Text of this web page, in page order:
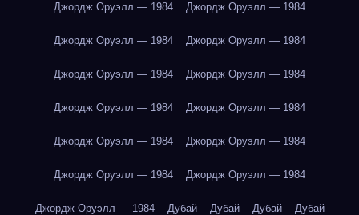
Джордж Оруэлл — 1984 Джордж Оруэлл — 1984
Джордж Оруэлл — 1984 Джордж Оруэлл — 1984
Джордж Оруэлл — 1984 Джордж Оруэлл — 1984
Джордж Оруэлл — 1984 Джордж Оруэлл — 1984
Джордж Оруэлл — 1984 Джордж Оруэлл — 1984
Джордж Оруэлл — 1984 Джордж Оруэлл — 1984
Джордж Оруэлл — 1984 Дубай Дубай Дубай Дубай